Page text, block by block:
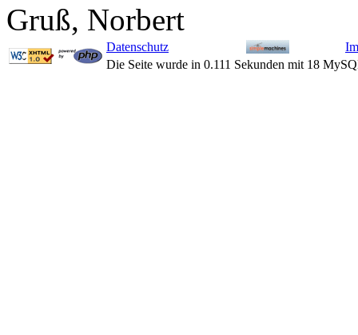
Gruß, Norbert
Datenschutz
Die Seite wurde in 0.111 Sekunden mit 18